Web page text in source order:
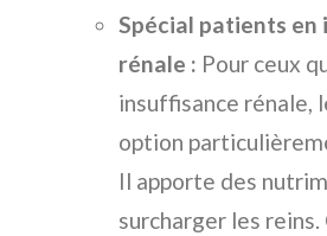
Spécial patients en
rénale : Pour ceux
insuffisance rénale,
option
Il apporte des
surcharger les reins.